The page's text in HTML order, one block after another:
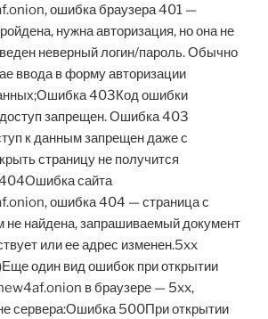
ошибка браузера 401 —
нужна авторизация, но она не
неверный логин/пароль. Обычно
ввода в форму авторизации
403Код ошибки
запрещен. Ошибка 403
к данным запрещен даже с
страницу не получится
сайта
ошибка 404 — страница с
не найдена, запрашиваемый документ
или ее адрес изменен.5xx
один вид ошибок при открытии
в браузере — 5xx,
сервера:Ошибка 500При открытии